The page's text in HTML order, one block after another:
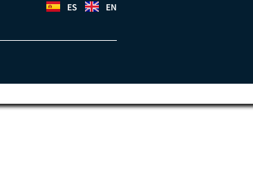
ES EN